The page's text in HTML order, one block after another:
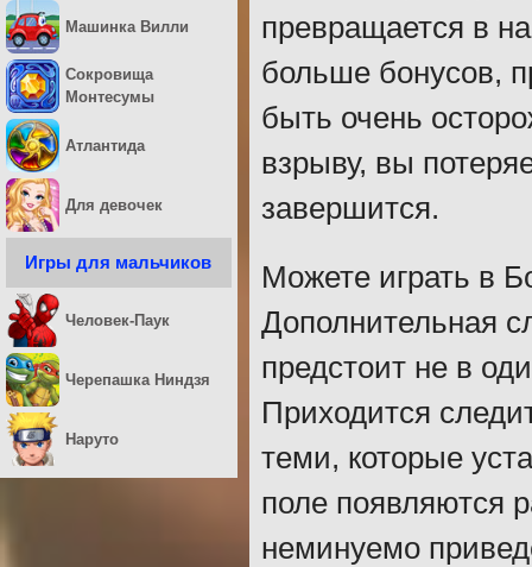
превращается в
больше бонусов,
быть очень
взрыву, вы
завершится.
Можете играть в
Дополнительная
предстоит не в
Приходится
теми, которые
поле появляются
неминуемо
Машинка Вилли
Сокровища
Монтесумы
Атлантида
Для девочек
Игры для мальчиков
Человек-Паук
Черепашка Ниндзя
Наруто